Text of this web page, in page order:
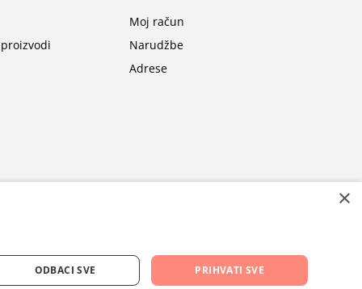
Moj račun
Narudžbe
Adrese
×
PRIHVATI SVE
ODBACI SVE